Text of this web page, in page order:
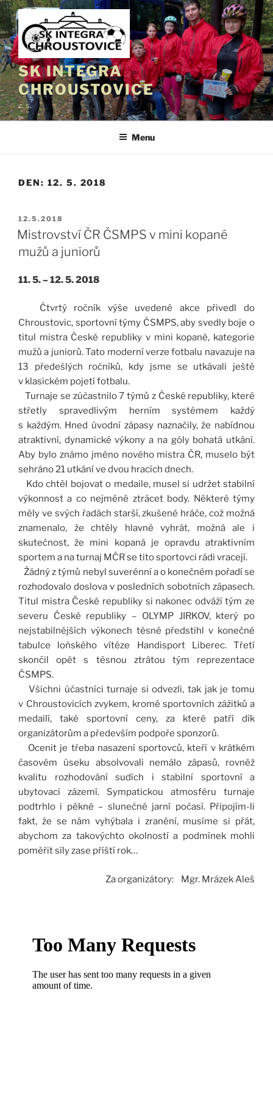
Přejít
k
obsahu
webu
SK INTEGRA
CHROUSTOVICE
z. s.
Menu
DEN: 12. 5. 2018
PUBLIKOVÁNO
12.5.2018
Mistrovství ČR ČSMPS v mini kopané
mužů a juniorů
11. 5. – 12. 5. 2018
Čtvrtý ročník výše uvedené akce přivedl do
Chroustovic, sportovní týmy ČSMPS, aby svedly boje o
titul mistra České republiky v mini kopané, kategorie
mužů a juniorů. Tato moderní verze fotbalu navazuje na
13 předešlých ročníků, kdy jsme se utkávali ještě
v klasickém pojetí fotbalu.
Turnaje se zúčastnilo 7 týmů z České republiky, které
střetly spravedlivým herním systémem každý
s každým. Hned úvodní zápasy naznačily, že nabídnou
atraktivní, dynamické výkony a na góly bohatá utkání.
Aby bylo známo jméno nového mistra ČR, muselo být
sehráno 21 utkání ve dvou hracích dnech.
Kdo chtěl bojovat o medaile, musel si udržet stabilní
výkonnost a co nejméně ztrácet body. Některé týmy
měly ve svých řadách starší, zkušené hráče, což možná
znamenalo, že chtěly hlavně vyhrát, možná ale i
skutečnost, že mini kopaná je opravdu atraktivním
sportem a na turnaj MČR se tito sportovci rádi vracejí.
Žádný z týmů nebyl suverénní a o konečném pořadí se
rozhodovalo doslova v posledních sobotních zápasech.
Titul mistra České republiky si nakonec odváží tým ze
severu České republiky – OLYMP JIRKOV, který po
nejstabilnějších výkonech těsně předstihl v konečné
tabulce loňského vítěze Handisport Liberec. Třetí
skončil opět s těsnou ztrátou tým reprezentace
ČSMPS.
Všichni účastníci turnaje si odvezli, tak jak je tomu
v Chroustovicích zvykem, kromě sportovních zážitků a
medailí, také sportovní ceny, za které patří dík
organizátorům a především podpoře sponzorů.
Ocenit je třeba nasazení sportovců, kteří v krátkém
časovém úseku absolvovali nemálo zápasů, rovněž
kvalitu rozhodování sudích i stabilní sportovní a
ubytovací zázemí. Sympatickou atmosféru turnaje
podtrhlo i pěkné – slunečné jarní počasí. Připojím-li
fakt, že se nám vyhýbala i zranění, musíme si přát,
abychom za takovýchto okolností a podmínek mohli
poměřit síly zase příští rok…
Za organizátory: Mgr. Mrázek Aleš